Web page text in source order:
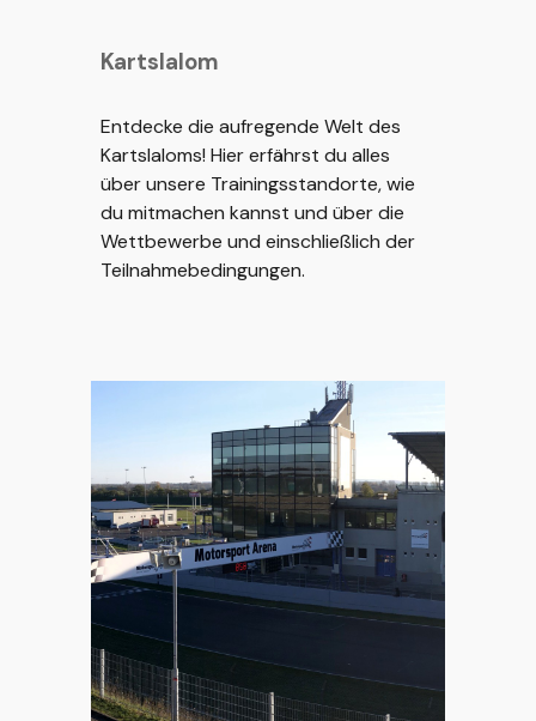
Kartslalom
Entdecke die aufregende Welt des
Kartslaloms! Hier erfährst du alles
über unsere Trainingsstandorte, wie
du mitmachen kannst und über die
Wettbewerbe und einschließlich der
Teilnahmebedingungen.